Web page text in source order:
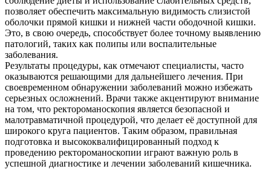
позволяет обеспечить максимальную видимость слизистой
оболочки прямой кишки и нижней части ободочной кишки.
Это, в свою очередь, способствует более точному выявлению
патологий, таких как полипы или воспалительные
заболевания.
Результаты процедуры, как отмечают специалисты, часто
оказываются решающими для дальнейшего лечения. При
своевременном обнаружении заболеваний можно избежать
серьезных осложнений. Врачи также акцентируют внимание
на том, что ректороманоскопия является безопасной и
малотравматичной процедурой, что делает её доступной для
широкого круга пациентов. Таким образом, правильная
подготовка и высококвалифицированный подход к
проведению ректороманоскопии играют важную роль в
успешной диагностике и лечении заболеваний кишечника.